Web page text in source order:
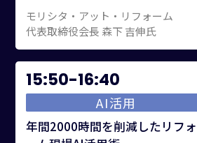
モリシタ・アット・リフォーム
代表取締役会長 森下 吉伸氏
15:50-16:40
AI活用
年間2000時間を削減したリフォ